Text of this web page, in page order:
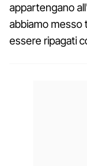
appartengano
abbiamo messo
essere ripagati